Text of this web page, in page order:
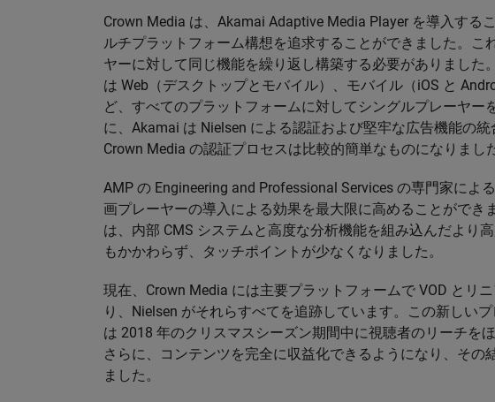
Crown Media は、Akamai Adaptive Media Player を導入する
ルチプラットフォーム構想を追求することができました。こ
ヤーに対して同じ機能を繰り返し構築する必要がありました
は Web（デスクトップとモバイル）、モバイル（iOS と
ど、すべてのプラットフォームに対してシングルプレーヤー
に、Akamai は Nielsen による認証および堅牢な広告機能の統
Crown Media の認証プロセスは比較的簡単なものになりまし
AMP の Engineering and Professional Services の専門家によ
画プレーヤーの導入による効果を最大限に高めることができ
は、内部 CMS システムと高度な分析機能を組み込んだより
もかかわらず、タッチポイントが少なくなりました。
現在、Crown Media には主要プラットフォームで VOD とリ
り、Nielsen がそれらすべてを追跡しています。この新しい
は 2018 年のクリスマスシーズン期間中に視聴者のリーチを
さらに、コンテンツを完全に収益化できるようになり、その
ました。